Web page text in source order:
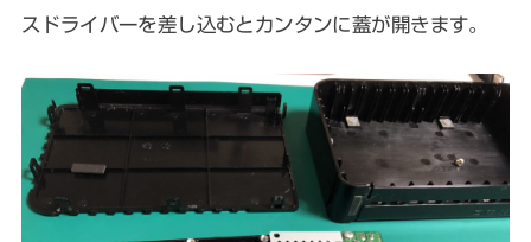
スドライバーを差し込むとカンタンに蓋が開きます。